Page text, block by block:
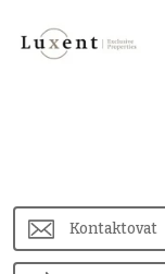
Kontaktovat